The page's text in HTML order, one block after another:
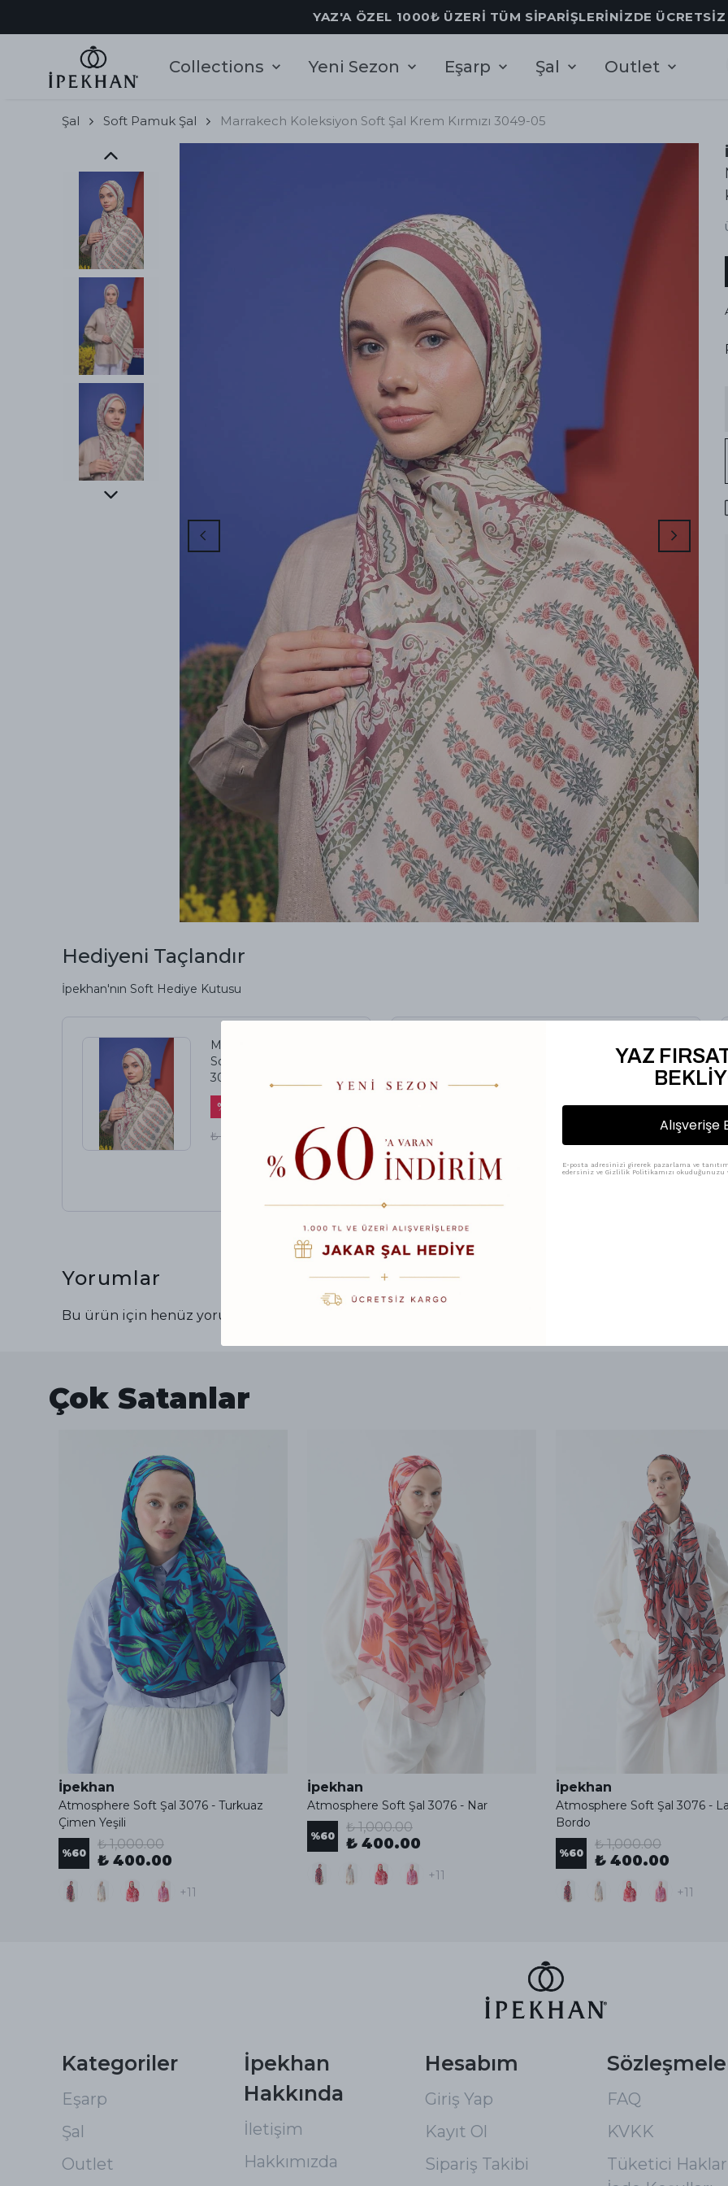
YAZ'A ÖZEL 1000₺ ÜZERİ TÜM SİPARİŞLERİNİZDE ÜCRETSİZ
Collections Yeni Sezon Eşarp Şal Outlet
Şal Soft Pamuk Şal Marrakech Koleksiyon Soft Şal Krem Kırmızı 3049-05
Hediyeni Taçlandır
İpekhan'nın Soft Hediye Kutusu
Marrakech Koleksiyon
Soft Şal Krem Kırmızı
3049-05
%
₺ 900.00
₺ 400.00
Hediye Kutusu
₺ 100.00 ₺ 75.00
Yorumlar
Bu ürün için henüz yorum yapılmamış.
Çok Satanlar
İpekhan
Atmosphere Soft Şal 3076 - Turkuaz
Çimen Yeşili
%60
₺ 1,000.00
₺ 400.00
+11
İpekhan
Atmosphere Soft Şal 3076 - Nar
%60
₺ 1,000.00
₺ 400.00
+11
İpekhan
Atmosphere Soft Şal 3076 -
Bordo
%60
₺ 1,000.00
₺ 400.00
+11
Kategoriler
Eşarp
Şal
Outlet
İpekhan
Hakkında
İletişim
Hakkımızda
Hesabım
Giriş Yap
Kayıt Ol
Sipariş Takibi
FAQ
KVKK
Tüketici
YAZ
Alışverişe
E-posta adresinizi girerek pazarlama ve
edersiniz ve Gizlilik Politikamızı okuduğunuzu